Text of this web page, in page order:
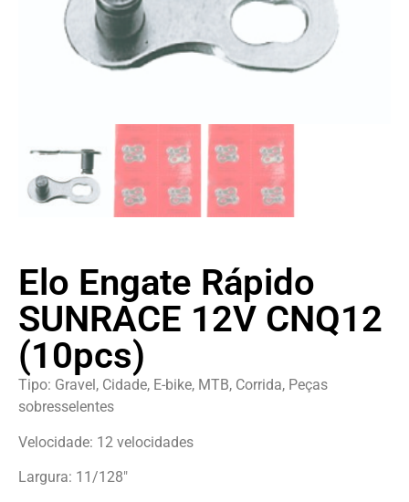
Elo Engate Rápido
SUNRACE 12V CNQ12
(10pcs)
Tipo: Gravel, Cidade, E-bike, MTB, Corrida, Peças
sobresselentes
Velocidade: 12 velocidades
Largura: 11/128″